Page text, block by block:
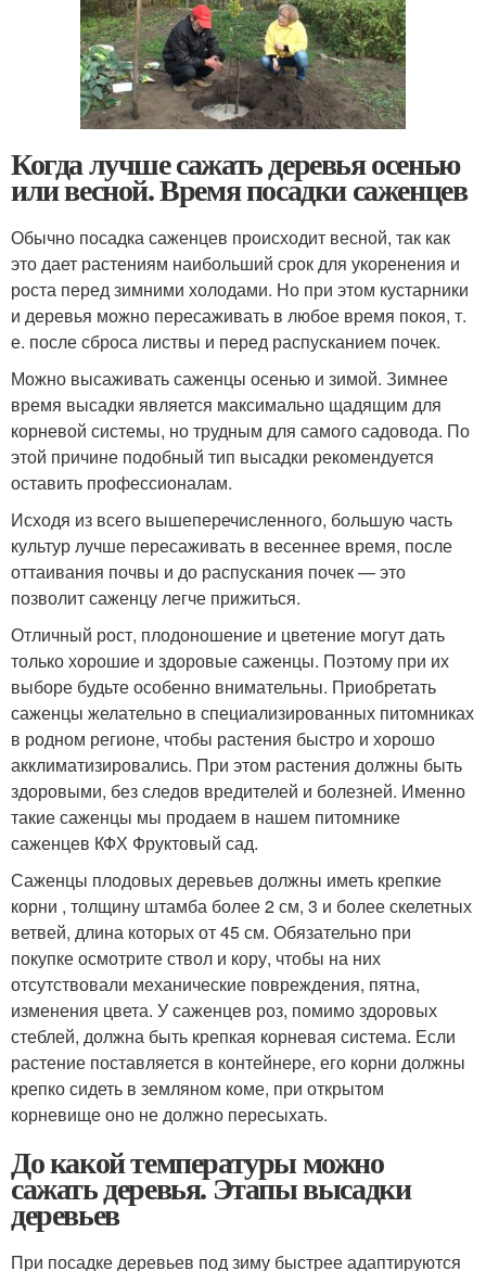
Когда лучше сажать деревья осенью
или весной. Время посадки саженцев
Обычно посадка саженцев происходит весной, так как
это дает растениям наибольший срок для укоренения и
роста перед зимними холодами. Но при этом кустарники
и деревья можно пересаживать в любое время покоя, т.
е. после сброса листвы и перед распусканием почек.
Можно высаживать саженцы осенью и зимой. Зимнее
время высадки является максимально щадящим для
корневой системы, но трудным для самого садовода. По
этой причине подобный тип высадки рекомендуется
оставить профессионалам.
Исходя из всего вышеперечисленного, большую часть
культур лучше пересаживать в весеннее время, после
оттаивания почвы и до распускания почек — это
позволит саженцу легче прижиться.
Отличный рост, плодоношение и цветение могут дать
только хорошие и здоровые саженцы. Поэтому при их
выборе будьте особенно внимательны. Приобретать
саженцы желательно в специализированных питомниках
в родном регионе, чтобы растения быстро и хорошо
акклиматизировались. При этом растения должны быть
здоровыми, без следов вредителей и болезней. Именно
такие саженцы мы продаем в нашем питомнике
саженцев КФХ Фруктовый сад.
Саженцы плодовых деревьев должны иметь крепкие
корни , толщину штамба более 2 см, 3 и более скелетных
ветвей, длина которых от 45 см. Обязательно при
покупке осмотрите ствол и кору, чтобы на них
отсутствовали механические повреждения, пятна,
изменения цвета. У саженцев роз, помимо здоровых
стеблей, должна быть крепкая корневая система. Если
растение поставляется в контейнере, его корни должны
крепко сидеть в земляном коме, при открытом
корневище оно не должно пересыхать.
До какой температуры можно
сажать деревья. Этапы высадки
деревьев
При посадке деревьев под зиму быстрее адаптируются